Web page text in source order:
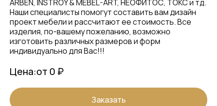
ARBEN, INSTROY & MEBEL-ART, НЕОФИТОС, ТОКС и тд.
Наши специалисты помогут составить вам дизайн
проект мебели и рассчитают ее стоимость. Все
изделия, по-вашему пожеланию, возможно
изготовить различных размеров и форм
индивидуально для Вас!!!
Цена:от 0 ₽
Заказать